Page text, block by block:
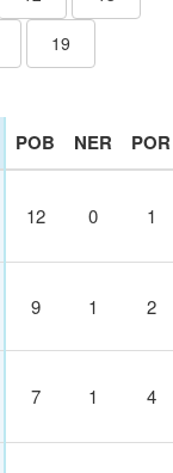
19
POB NER POR
12 0 1
9 1 2
7 1 4